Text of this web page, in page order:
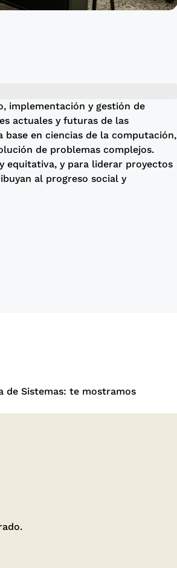
implementación y gestión de
actuales y futuras de las
en ciencias de la computación,
de problemas complejos.
equitativa, y para liderar proyectos
al progreso social y
de Sistemas: te mostramos